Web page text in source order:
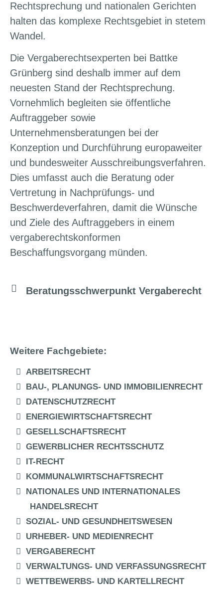
Rechtsprechung und nationalen Gerichten
halten das komplexe Rechtsgebiet in stetem
Wandel.
Die Vergaberechtsexperten bei Battke
Grünberg sind deshalb immer auf dem
neuesten Stand der Rechtsprechung.
Vornehmlich begleiten sie öffentliche
Auftraggeber sowie
Unternehmensberatungen bei der
Konzeption und Durchführung europaweiter
und bundesweiter Ausschreibungsverfahren.
Dies umfasst auch die Beratung oder
Vertretung in Nachprüfungs- und
Beschwerdeverfahren, damit die Wünsche
und Ziele des Auftraggebers in einem
vergaberechtskonformen
Beschaffungsvorgang münden.
Beratungsschwerpunkt Vergaberecht
Weitere Fachgebiete:
ARBEITSRECHT
BAU-, PLANUNGS- UND IMMOBILIENRECHT
DATENSCHUTZRECHT
ENERGIEWIRTSCHAFTSRECHT
GESELLSCHAFTSRECHT
GEWERBLICHER RECHTSSCHUTZ
IT-RECHT
KOMMUNALWIRTSCHAFTSRECHT
NATIONALES UND INTERNATIONALES
HANDELSRECHT
SOZIAL- UND GESUNDHEITSWESEN
URHEBER- UND MEDIENRECHT
VERGABERECHT
VERWALTUNGS- UND VERFASSUNGSRECHT
WETTBEWERBS- UND KARTELLRECHT